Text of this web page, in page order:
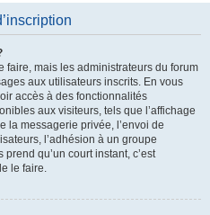
faire, mais les administrateurs du forum
aux utilisateurs inscrits. En vous
accès à des fonctionnalités
aux visiteurs, tels que l’affichage
la messagerie privée, l’envoi de
l’adhésion à un groupe
prend qu’un court instant, c’est
le faire.